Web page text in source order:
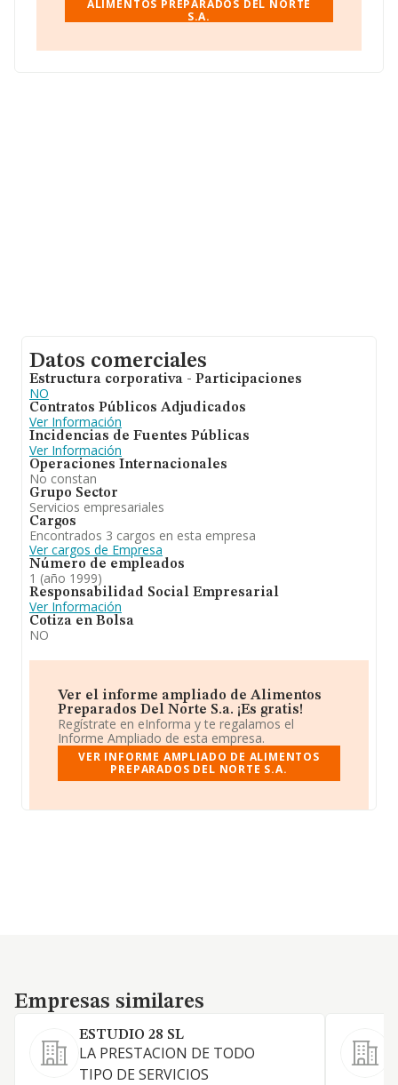
de 253 mil euros. En cuanto a la información relativa a
la provincia de Navarra, en la base de datos INFORMA
130 millones de euros. Como información adicional de
ALIMENTOS PREPARADOS DEL NORTE
S.A.
Datos comerciales
Estructura corporativa - Participaciones
NO
Contratos Públicos Adjudicados
Ver Información
Incidencias de Fuentes Públicas
Ver Información
Operaciones Internacionales
No constan
Grupo Sector
Servicios empresariales
Cargos
Encontrados 3 cargos en esta empresa
Ver cargos de Empresa
Número de empleados
1 (año 1999)
Responsabilidad Social Empresarial
Ver Información
Cotiza en Bolsa
NO
Ver el informe ampliado de Alimentos
Preparados Del Norte S.a. ¡Es gratis!
Regístrate en eInforma y te regalamos el
Informe Ampliado de esta empresa.
VER INFORME AMPLIADO DE ALIMENTOS
PREPARADOS DEL NORTE S.A.
Empresas similares
Empresas similares
ESTUDIO 28 SL
LA PRESTACION DE TODO
TIPO DE SERVICIOS